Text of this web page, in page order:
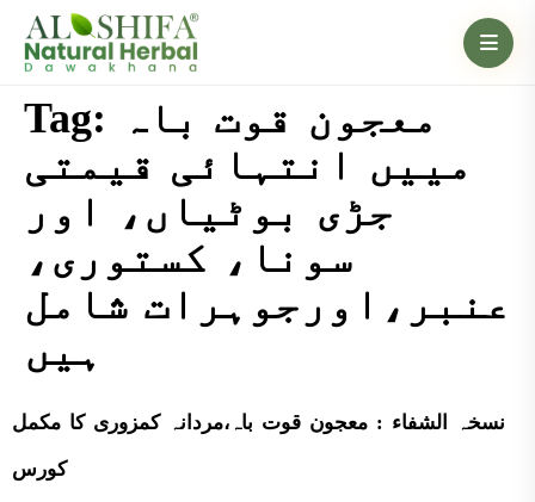
Tag:
معجون قوت باہ
مییں انتہائی قیمتی
جڑی بوٹیاں، اور
سونا، کستوری،
عنبر،اورجوہرات شامل
ہیں
نسخہ الشفاء : معجون قوت باہ،مردانہ کمزوری کا مکمل
کورس